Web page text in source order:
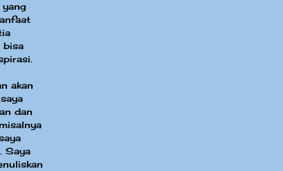
yang
bisa
akan
dan
Saya